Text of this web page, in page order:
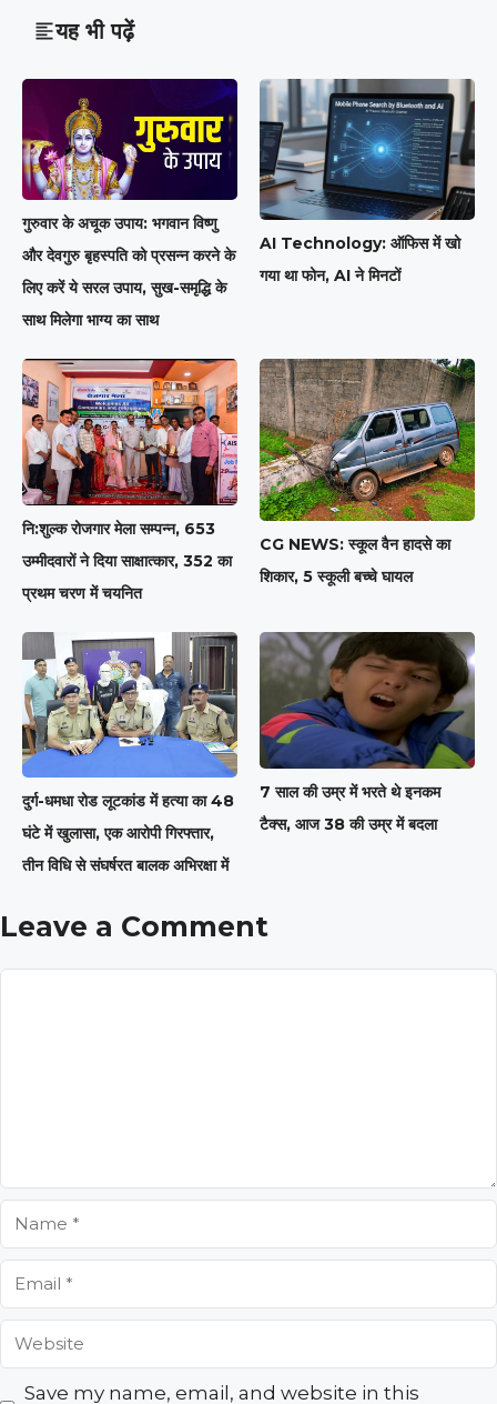
यह भी पढ़ें
गुरुवार के अचूक उपाय: भगवान विष्णु
और देवगुरु बृहस्पति को प्रसन्न करने के
लिए करें ये सरल उपाय, सुख-समृद्धि के
साथ मिलेगा भाग्य का साथ
AI Technology: ऑफिस में खो
गया था फोन, AI ने मिनटों
नि:शुल्क रोजगार मेला सम्पन्न, 653
उम्मीदवारों ने दिया साक्षात्कार, 352 का
प्रथम चरण में चयनित
CG NEWS: स्कूल वैन हादसे का
शिकार, 5 स्कूली बच्चे घायल
दुर्ग-धमधा रोड लूटकांड में हत्या का 48
घंटे में खुलासा, एक आरोपी गिरफ्तार,
तीन विधि से संघर्षरत बालक अभिरक्षा में
7 साल की उम्र में भरते थे इनकम
टैक्स, आज 38 की उम्र में बदला
Leave a Comment
Name
Email
Website
Save my name, email, and website in this